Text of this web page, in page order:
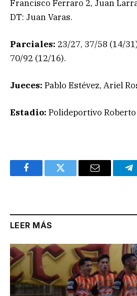
Francisco Ferraro 2, Juan
DT: Juan Varas.
Parciales: 23/27, 37/58 (14/
70/92 (12/16).
Jueces: Pablo Estévez, Ariel
Estadio: Polideportivo Roberto
FacebookTwitter Email
LEER MÁS